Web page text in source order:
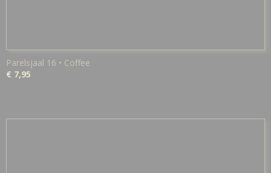
Parelsjaal 16 • Coffee
€ 7,95